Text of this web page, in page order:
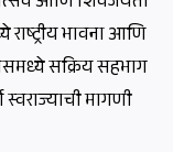
भावना आणि
सक्रिय सहभाग
मागणी